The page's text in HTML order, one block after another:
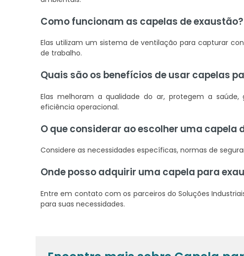
Como funcionam as capelas de exaustão?
Elas utilizam um sistema de ventilação para capturar
de trabalho.
Quais são os benefícios de usar capelas
Elas melhoram a qualidade do ar, protegem a
eficiência operacional.
O que considerar ao escolher uma capela
Considere as necessidades específicas, normas de
Onde posso adquirir uma capela para
Entre em contato com os parceiros do Soluções
para suas necessidades.